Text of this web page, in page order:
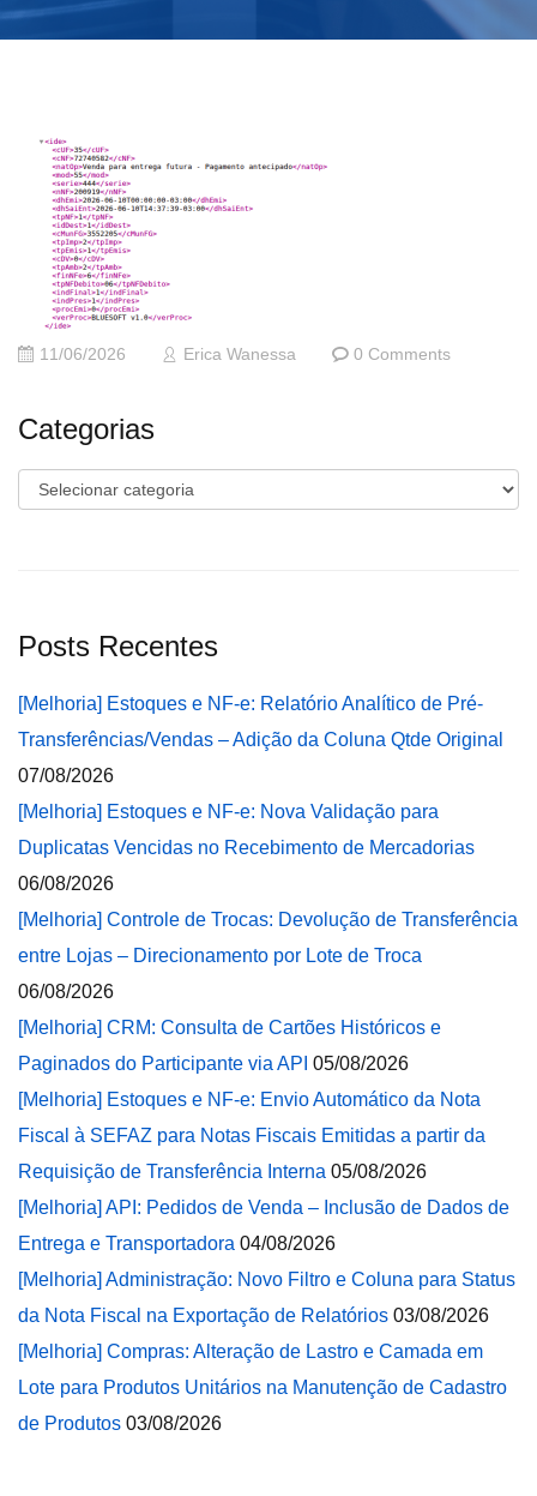
11/06/2026 Erica Wanessa 0 Comments
Categorias
Categorias
Posts Recentes
[Melhoria] Estoques e NF-e: Relatório Analítico de Pré-
Transferências/Vendas – Adição da Coluna Qtde Original
07/08/2026
[Melhoria] Estoques e NF-e: Nova Validação para
Duplicatas Vencidas no Recebimento de Mercadorias
06/08/2026
[Melhoria] Controle de Trocas: Devolução de Transferência
entre Lojas – Direcionamento por Lote de Troca
06/08/2026
[Melhoria] CRM: Consulta de Cartões Históricos e
Paginados do Participante via API 05/08/2026
[Melhoria] Estoques e NF-e: Envio Automático da Nota
Fiscal à SEFAZ para Notas Fiscais Emitidas a partir da
Requisição de Transferência Interna 05/08/2026
[Melhoria] API: Pedidos de Venda – Inclusão de Dados de
Entrega e Transportadora 04/08/2026
[Melhoria] Administração: Novo Filtro e Coluna para Status
da Nota Fiscal na Exportação de Relatórios 03/08/2026
[Melhoria] Compras: Alteração de Lastro e Camada em
Lote para Produtos Unitários na Manutenção de Cadastro
de Produtos 03/08/2026